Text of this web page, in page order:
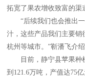
拓宽了果农增收致富的渠
“后续我们也会推出一
汁，这些产品我们主要销
杭州等城市。”靳潘飞介绍
目前，静宁县苹果种植
到121.6万吨，产值达75